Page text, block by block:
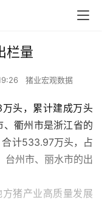
栏量
猪业宏观数据
头，累计建成万头
衢州市是浙江省的
计533.97万头，占
台州市、丽水市的出
猪产业高质量发展